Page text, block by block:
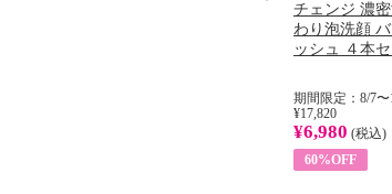
チェンジ 濃
わり泡洗顔
ッシュ ４本
期間限定：8/7〜
¥17,820
¥6,980 (税込)
60%OFF